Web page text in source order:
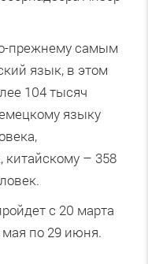
прежнему самым
язык, в этом
104 тысяч
языку
китайскому – 358
с 20 марта
по 29 июня.